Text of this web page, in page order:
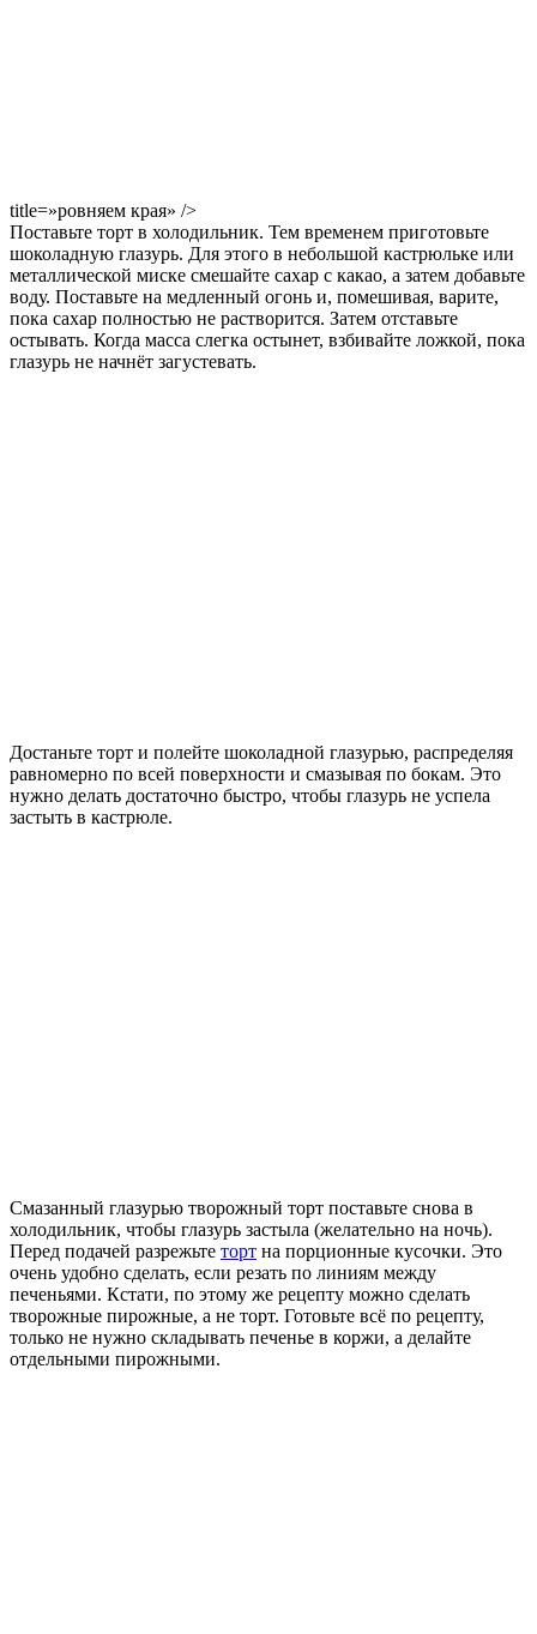
title=»ровняем края» />
Поставьте торт в холодильник. Тем временем приготовьте
шоколадную глазурь. Для этого в небольшой кастрюльке или
металлической миске смешайте сахар с какао, а затем добавьте
воду. Поставьте на медленный огонь и, помешивая, варите,
пока сахар полностью не растворится. Затем отставьте
остывать. Когда масса слегка остынет, взбивайте ложкой, пока
глазурь не начнёт загустевать.
Достаньте торт и полейте шоколадной глазурью, распределяя
равномерно по всей поверхности и смазывая по бокам. Это
нужно делать достаточно быстро, чтобы глазурь не успела
застыть в кастрюле.
Смазанный глазурью творожный торт поставьте снова в
холодильник, чтобы глазурь застыла (желательно на ночь).
Перед подачей разрежьте торт на порционные кусочки. Это
очень удобно сделать, если резать по линиям между
печеньями. Кстати, по этому же рецепту можно сделать
творожные пирожные, а не торт. Готовьте всё по рецепту,
только не нужно складывать печенье в коржи, а делайте
отдельными пирожными.